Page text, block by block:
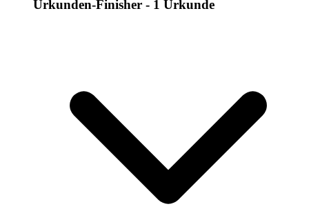
Urkunden-Finisher - 1 Urkunde